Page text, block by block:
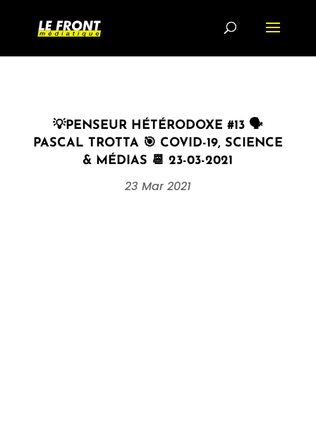
💡PENSEUR HÉTÉRODOXE #13 🗣
PASCAL TROTTA 🎯 COVID-19, SCIENCE
& MÉDIAS 📆 23-03-2021
23 Mar 2021